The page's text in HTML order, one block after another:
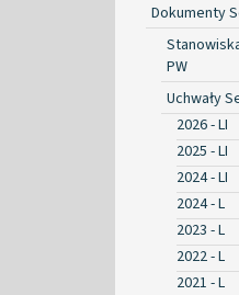
Dokumenty
PW
Uchwały
2026 - LI
2025 - LI
2024 - LI
2024 - L
2023 - L
2022 - L
2021 - L